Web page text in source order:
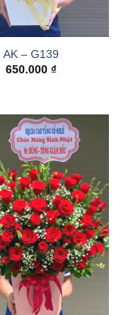
AK – G139
650.000 ₫